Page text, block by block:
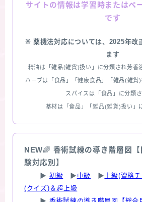
サイトの情報は学習時またはペ
です
※ 薬機法対応については、2025年改
ます
精油は「雑品(雑貨)扱い」に分類され芳香
ハーブは「食品」「健康食品」「雑品(雑貨
スパイスは「食品」に分類
基材は「食品」「雑品(雑貨)扱い」
NEW🌈 香術試練の導き階層図
験対応別】
▶ 初級 ▶ 中級 ▶ 上級(資格
(クイズ)＆超上級